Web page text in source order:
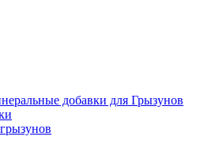
добавки для Грызунов